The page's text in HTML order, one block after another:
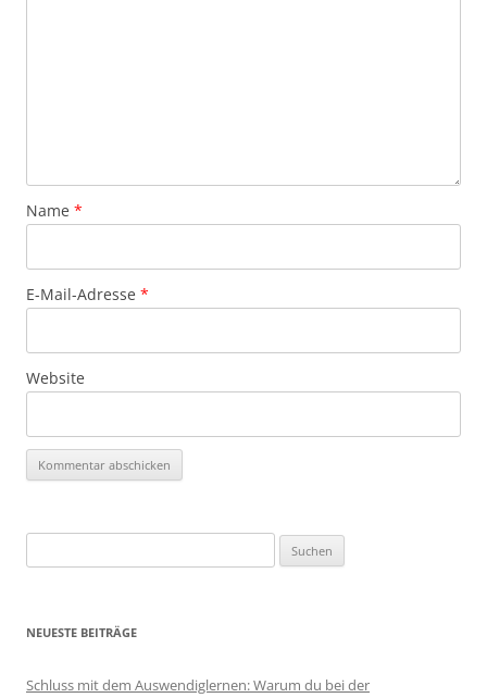
Name *
E-Mail-Adresse *
Website
nach:
NEUESTE BEITRÄGE
Schluss mit dem Auswendiglernen: Warum du bei der